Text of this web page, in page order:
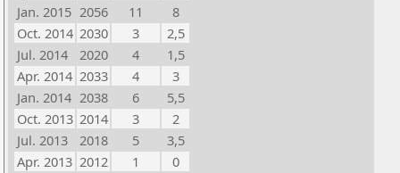
Jan. 2015 2056 11
8
Oct. 2014 2030 3
2,5
Jul. 2014
2020 4
1,5
Apr. 2014 2033 4
3
Jan. 2014 2038 6
5,5
Oct. 2013 2014 3
2
Jul. 2013
2018 5
3,5
Apr. 2013 2012 1
0